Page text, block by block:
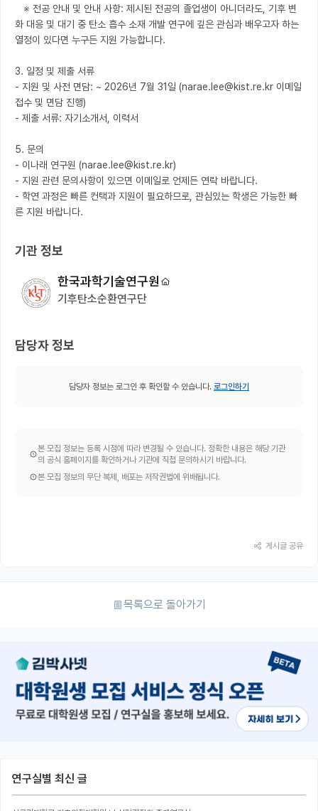
화 대응 및 대기 중 탄소 흡수 소재 개발 연구에 깊은 관심과 배우고자 하는
열정이 있다면 누구든 지원 가능합니다.
3. 일정 및 제출 서류
- 지원 및 사전 면담: ~ 2026년 7월 31일 (narae.lee@kist.re.kr 이메일
접수 및 면담 진행)
- 제출 서류: 자기소개서, 이력서
5. 문의
- 이나래 연구원 (narae.lee@kist.re.kr)
- 지원 관련 문의사항이 있으면 이메일로 언제든 연락 바랍니다.
- 학연 과정은 빠른 컨택과 지원이 필요하므로, 관심있는 학생은 가능한 빠
른 지원 바랍니다.
기관 정보
한국과학기술연구원
기후탄소순환연구단
담당자 정보
담당자 정보는 로그인 후 확인할 수 있습니다. 로그인하기
본 모집 정보는 등록 시점에 따라 변경될 수 있습니다. 정확한 내용은 해당 기관
의 공식 홈페이지를 확인하거나 기관에 직접 문의하시기 바랍니다.
본 모집 정보의 무단 복제, 배포는 저작권법에 위배됩니다.
게시글 공유
목록으로 돌아가기
연구실별 최신 글